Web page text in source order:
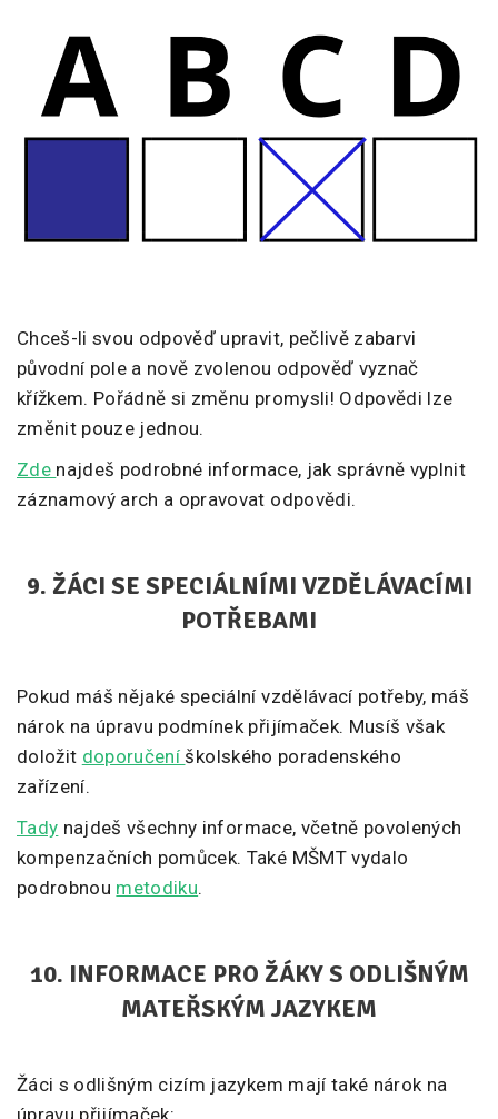
Chceš-li svou odpověď upravit, pečlivě zabarvi
původní pole a nově zvolenou odpověď vyznač
křížkem. Pořádně si změnu promysli! Odpovědi lze
změnit pouze jednou.
Zde najdeš podrobné informace, jak správně vyplnit
záznamový arch a opravovat odpovědi.
9. ŽÁCI SE SPECIÁLNÍMI VZDĚLÁVACÍMI
POTŘEBAMI
Pokud máš nějaké speciální vzdělávací potřeby, máš
nárok na úpravu podmínek přijímaček. Musíš však
doložit doporučeníškolského poradenského
zařízení.
Tady najdeš všechny informace, včetně povolených
kompenzačních pomůcek. Také MŠMT vydalo
podrobnou metodiku.
10. INFORMACE PRO ŽÁKY S ODLIŠNÝM
MATEŘSKÝM JAZYKEM
Žáci s odlišným cizím jazykem mají také nárok na
úpravu přijímaček: